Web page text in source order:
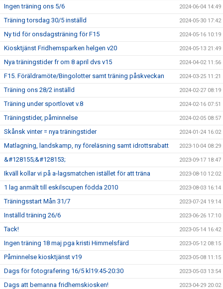
Ingen träning ons 5/6 2024-06-04 14:49
Träning torsdag 30/5 inställd 2024-05-30 17:42
Ny tid för onsdagsträning för F15 2024-05-16 10:19
Kiosktjänst Fridhemsparken helgen v20 2024-05-13 21:49
Nya träningstider fr om 8 april dvs v15 2024-04-02 11:56
F15. Föräldramöte/Bingolotter samt träning påskveckan 2024-03-25 11:21
Träning ons 28/2 inställd 2024-02-27 08:19
Träning under sportlovet v.8 2024-02-16 07:51
Träningstider, påminnelse 2024-02-05 08:57
Skånsk vinter = nya träningstider 2024-01-24 16:02
Matlagning, landskamp, ny föreläsning samt idrottsrabatt 2023-10-04 08:29
&#128155;&#128153; 2023-09-17 18:47
Ikväll kollar vi på a-lagsmatchen istället för att träna 2023-08-10 12:02
1 lag anmält till eskilscupen födda 2010 2023-08-03 16:14
Träningsstart Mån 31/7 2023-07-24 19:14
Inställd träning 26/6 2023-06-26 17:10
Tack! 2023-05-14 16:42
Ingen träning 18 maj pga kristi Himmelsfärd 2023-05-12 08:15
Påminnelse kiosktjänst v19 2023-05-08 11:15
Dags för fotografering 16/5 kl19:45-20:30 2023-05-03 13:54
Dags att bemanna fridhemskiosken! 2023-04-29 20:02